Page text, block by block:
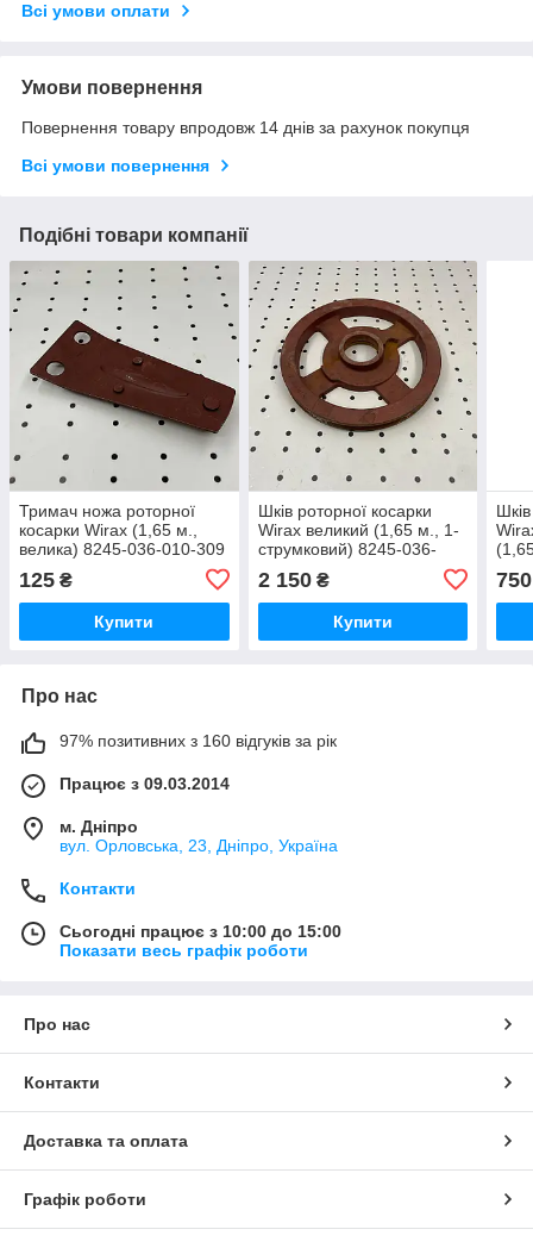
Всі умови оплати
Умови повернення
Повернення товару впродовж 14 днів за рахунок покупця
Всі умови повернення
Подібні товари компанії
Тримач ножа роторної
косарки Wirax (1,65 м.,
велика) 8245-036-010-309
125 ₴
Купити
Шків роторної косарки
Wirax великий (1,65 м., 1-
струмковий) 8245-036-
2 150₴
Купити
750
Про нас
97% позитивних з 160 відгуків за рік
Працює з 09.03.2014
м. Дніпро
вул. Орловська, 23, Дніпро, Україна
Контакти
Сьогодні працює з 10:00 до 15:00
Показати весь графік роботи
Про нас
Контакти
Доставка та оплата
Графік роботи